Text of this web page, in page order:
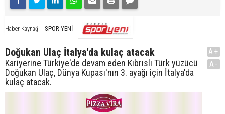
Haber Kaynağı SPOR YENİ
Doğukan Ulaç İtalya'da kulaç atacak
Kariyerine Türkiye'de devam eden Kıbrıslı Türk yüzücü
Doğukan Ulaç, Dünya Kupası'nın 3. ayağı için İtalya'da
kulaç atacak.
A+
A-